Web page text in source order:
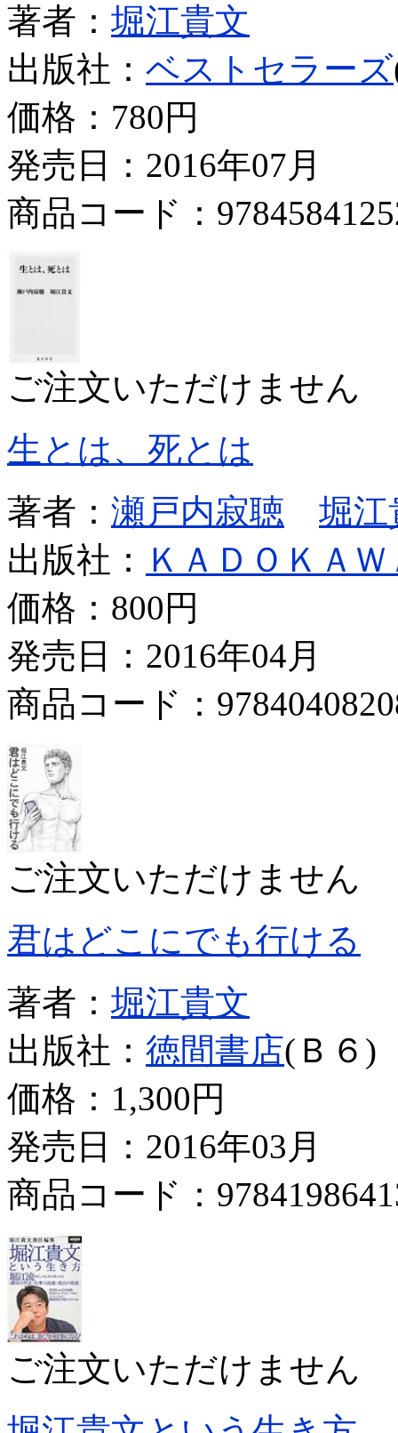
著者： 堀江貴文
出版社： ベストセラーズ
価格： 780円
発売日：2016年07月
商品コード：
ご注文いただけません
生とは、死とは
著者： 瀬戸内寂聴
堀江
出版社： ＫＡＤＯＫＡＷ
価格： 800円
発売日：2016年04月
商品コード：
ご注文いただけません
君はどこにでも行ける
著者： 堀江貴文
出版社： 徳間書店(Ｂ６)
価格： 1,300円
発売日：2016年03月
商品コード：
ご注文いただけません